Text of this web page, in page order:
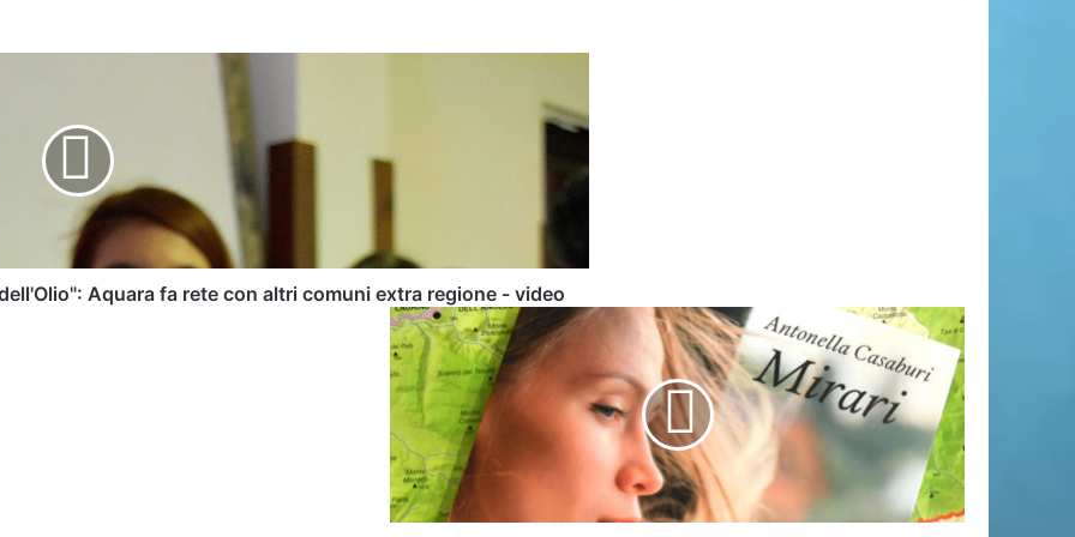
Eclissi solare totale del 2024: attraverso gli occhi della NASA
Aquara fa rete con altri comuni extra regione - video
Cilento,
tra
stupore
e
ammirazione
-
di
Pasquale
Martucci